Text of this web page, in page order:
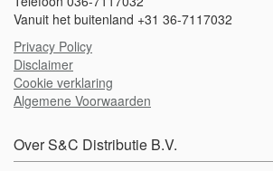
Vanuit het buitenland +31 36-7117032
Privacy Policy
Disclaimer
Cookie verklaring
Algemene Voorwaarden
Over S&C Distributie B.V.